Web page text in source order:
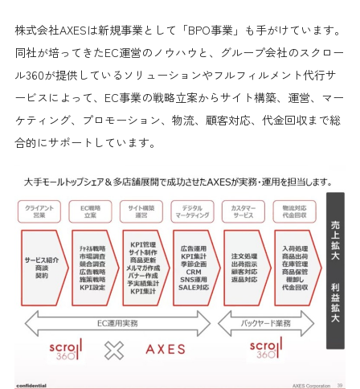
株式会社AXESは新規事業として「BPO事業」も手がけています。
同社が培ってきたEC運営のノウハウと、グループ会社のスクロー
ル360が提供しているソリューションやフルフィルメント代行サ
ービスによって、EC事業の戦略立案からサイト構築、運営、マー
ケティング、プロモーション、物流、顧客対応、代金回収まで総
合的にサポートしています。